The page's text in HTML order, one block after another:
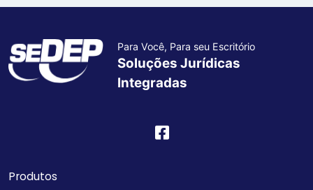
Para Você, Para seu Escritório
Soluções Jurídicas
Integradas
Produtos